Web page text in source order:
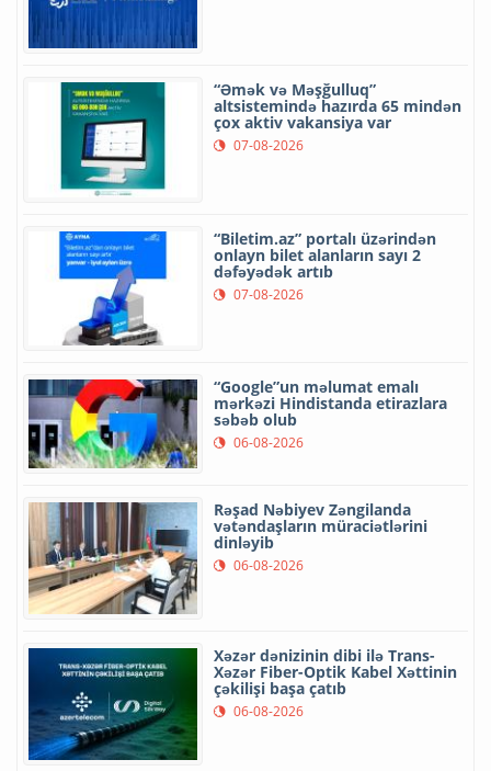
“Əmək və Məşğulluq”
altsistemində hazırda 65 mindən
çox aktiv vakansiya var
07-08-2026
“Biletim.az” portalı üzərindən
onlayn bilet alanların sayı 2
dəfəyədək artıb
07-08-2026
“Google”un məlumat emalı
mərkəzi Hindistanda etirazlara
səbəb olub
06-08-2026
Rəşad Nəbiyev Zəngilanda
vətəndaşların müraciətlərini
dinləyib
06-08-2026
Xəzər dənizinin dibi ilə Trans-
Xəzər Fiber-Optik Kabel Xəttinin
çəkilişi başa çatıb
06-08-2026